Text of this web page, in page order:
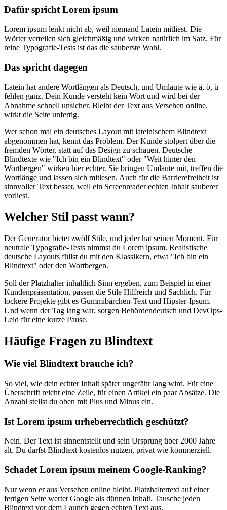
Dafür spricht Lorem ipsum
Lorem ipsum lenkt nicht ab, weil niemand Latein mitliest. Die
Wörter verteilen sich gleichmäßig und wirken natürlich im Satz. Für
reine Typografie-Tests ist das die sauberste Wahl.
Das spricht dagegen
Latein hat andere Wortlängen als Deutsch, und Umlaute wie ä, ö, ü
fehlen ganz. Dein Kunde versteht kein Wort und wird bei der
Abnahme schnell unsicher. Bleibt der Text aus Versehen online,
wirkt die Seite unfertig.
Wer schon mal ein deutsches Layout mit lateinischem Blindtext
abgenommen hat, kennt das Problem. Der Kunde stolpert über die
fremden Wörter, statt auf das Design zu schauen. Deutsche
Blindtexte wie "Ich bin ein Blindtext" oder "Weit hinter den
Wortbergen" wirken hier echter. Sie bringen Umlaute mit, treffen die
Wortlänge und lassen sich mitlesen. Auch für die Barrierefreiheit ist
sinnvoller Text besser, weil ein Screenreader echten Inhalt sauberer
vorliest.
Welcher Stil passt wann?
Der Generator bietet zwölf Stile, und jeder hat seinen Moment. Für
neutrale Typografie-Tests nimmst du Lorem ipsum. Realistische
deutsche Layouts füllst du mit den Klassikern, etwa "Ich bin ein
Blindtext" oder den Wortbergen.
Soll der Platzhalter inhaltlich Sinn ergeben, zum Beispiel in einer
Kundenpräsentation, passen die Stile Hilfreich und Sachlich. Für
lockere Projekte gibt es Gummibärchen-Text und Hipster-Ipsum.
Und wenn der Tag lang war, sorgen Behördendeutsch und DevOps-
Leid für eine kurze Pause.
Häufige Fragen zu Blindtext
Wie viel Blindtext brauche ich?
So viel, wie dein echter Inhalt später ungefähr lang wird. Für eine
Überschrift reicht eine Zeile, für einen Artikel ein paar Absätze. Die
Anzahl stellst du oben mit Plus und Minus ein.
Ist Lorem ipsum urheberrechtlich geschützt?
Nein. Der Text ist sinnentstellt und sein Ursprung über 2000 Jahre
alt. Du darfst Blindtext kostenlos nutzen, privat wie kommerziell.
Schadet Lorem ipsum meinem Google-Ranking?
Nur wenn er aus Versehen online bleibt. Platzhaltertext auf einer
fertigen Seite wertet Google als dünnen Inhalt. Tausche jeden
Blindtext vor dem Launch gegen echten Text aus.